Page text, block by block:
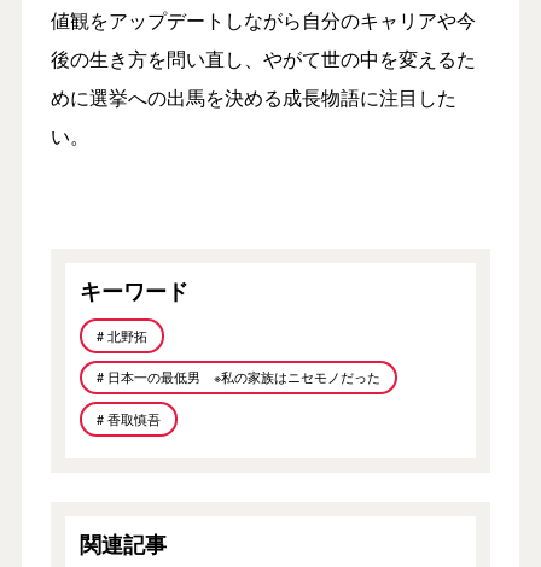
値観をアップデートしながら自分のキャリアや今
後の生き方を問い直し、やがて世の中を変えるた
めに選挙への出馬を決める成長物語に注目した
い。
キーワード
# 北野拓
# 日本一の最低男 ※私の家族はニセモノだった
# 香取慎吾
関連記事